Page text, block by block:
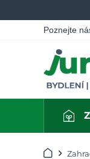
Poznejte
Úvod